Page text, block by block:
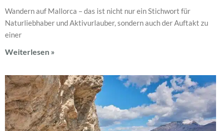
Wandern auf Mallorca – das ist nicht nur ein Stichwort für
Naturliebhaber und Aktivurlauber, sondern auch der Auftakt zu
einer
Weiterlesen »